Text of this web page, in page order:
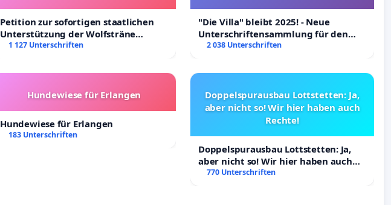
Petition zur sofortigen staatlichen
Unterstützung der Wolfsträne
Leipzig in der Trauerbewältigung
1 127 Unterschriften
"Die Villa" bleibt 2025! - Neue
Unterschriftensammlung für den
Erhalt der Villa
2 038 Unterschriften
Hundewiese für Erlangen
Hundewiese für Erlangen
183 Unterschriften
Doppelspurausbau Lottstetten: Ja,
aber nicht so! Wir hier haben auch
Rechte!
Doppelspurausbau Lottstetten: Ja,
aber nicht so! Wir hier haben auch
Rechte!
770 Unterschriften